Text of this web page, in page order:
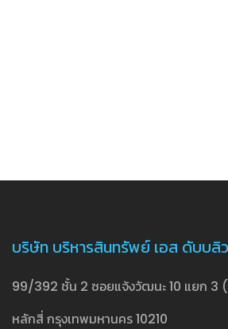
บริษัท บริหารสินทรัพย์ เอส ดับบลิ
99/392 ชั้น 2 ซอยแจ้งวัฒนะ 10 แยก 3
หลักสี่ กรุงเทพมหานคร 10210